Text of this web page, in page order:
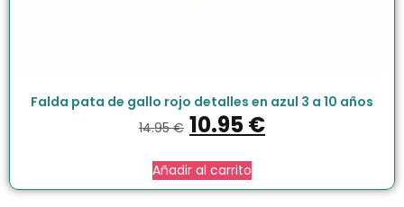
Falda pata de gallo rojo detalles en azul 3 a 10 años
14.95€ 10.95€
Añadir al carrito